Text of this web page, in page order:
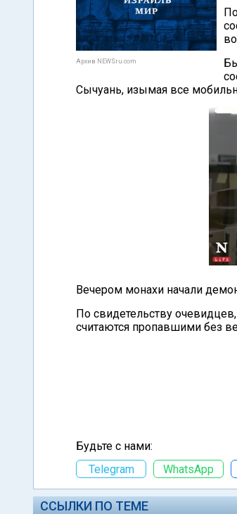
Архив NEWSru.com
Сычуань, изымая все
Вечером монахи начали
По свидетельству
считаются пропавшими без
Будьте с нами:
Telegram
WhatsApp
ССЫЛКИ ПО ТЕМЕ